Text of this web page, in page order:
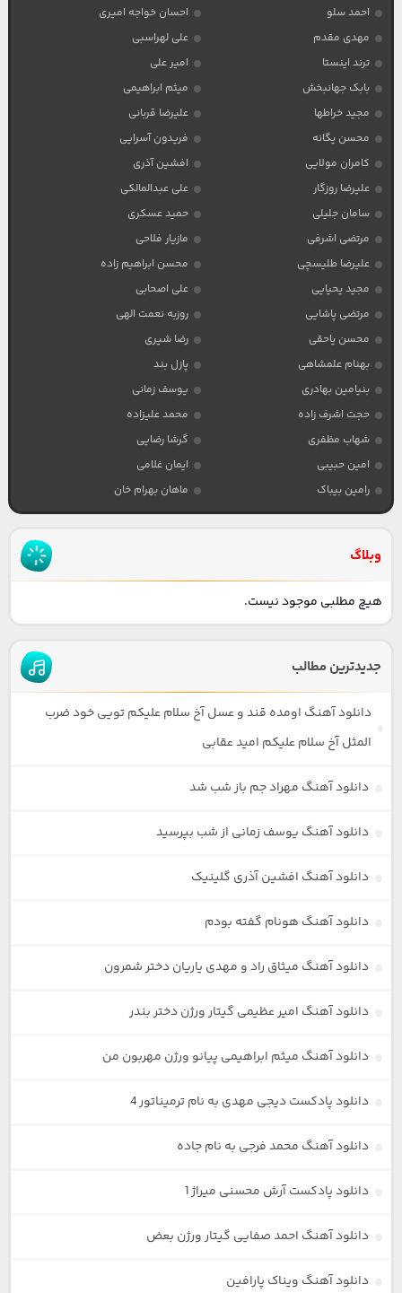
احمد سلو
احسان خواجه امیری
مهدی مقدم
علی لهراسبی
ترند اینستا
امیر علی
بابک جهانبخش
میثم ابراهیمی
مجید خراطها
علیرضا قربانی
محسن یگانه
فریدون آسرایی
کامران مولایی
افشین آذری
علیرضا روزگار
علی عبدالمالکی
سامان جلیلی
حمید عسکری
مرتضی اشرفی
مازیار فلاحی
علیرضا طلیسچی
محسن ابراهیم زاده
مجید یحیایی
علی اصحابی
مرتضی پاشایی
روزبه نعمت الهی
محسن یاحقی
رضا شیری
بهنام علمشاهی
پازل بند
بنیامین بهادری
یوسف زمانی
حجت اشرف زاده
محمد علیزاده
شهاب مظفری
گرشا رضایی
امین حبیبی
ایمان غلامی
رامین بیباک
ماهان بهرام خان
وبلاگ
هیچ مطلبی موجود نیست.
جدیدترین مطالب
دانلود آهنگ اومده قند و عسل آخ سلام علیکم تویی خود ضرب
المثل آخ سلام علیکم امید عقابی
دانلود آهنگ مهراد جم باز شب شد
دانلود آهنگ یوسف زمانی از شب بپرسید
دانلود آهنگ افشین آذری گلینیک
دانلود آهنگ هونام گفته بودم
دانلود آهنگ میثاق راد و مهدی یاریان دختر شمرون
دانلود آهنگ امیر عظیمی گیتار ورژن دختر بندر
دانلود آهنگ میثم ابراهیمی پیانو ورژن مهربون من
دانلود پادکست دیجی مهدی به نام ترمیناتور 4
دانلود آهنگ محمد فرجی به نام جاده
دانلود پادکست آرش محسنی میراژ 1
دانلود آهنگ احمد صفایی گیتار ورژن بعض
دانلود آهنگ ویناک پارافین